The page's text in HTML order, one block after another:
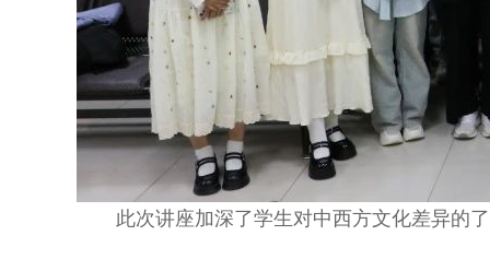
此次讲座加深了学生对中西方文化差异的